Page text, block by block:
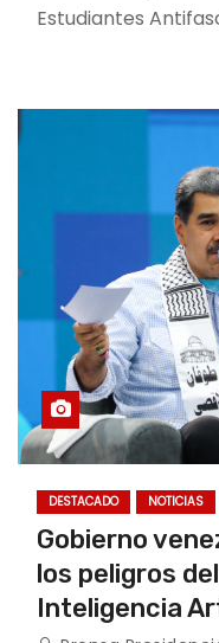
Estudiantes
DESTACADO NOTICIAS
Gobierno
los peligros
Inteligencia